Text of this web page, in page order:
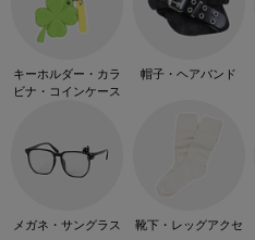
キーホルダー・カラ
ビナ・コインケース
帽子・ヘアバンド
メガネ・サングラス 靴下・レッグアクセ